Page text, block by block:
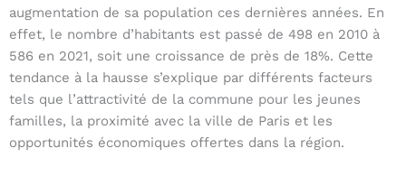
augmentation de sa population ces dernières années. En
effet, le nombre d’habitants est passé de 498 en 2010 à
586 en 2021, soit une croissance de près de 18%. Cette
tendance à la hausse s’explique par différents facteurs
tels que l’attractivité de la commune pour les jeunes
familles, la proximité avec la ville de Paris et les
opportunités économiques offertes dans la région.